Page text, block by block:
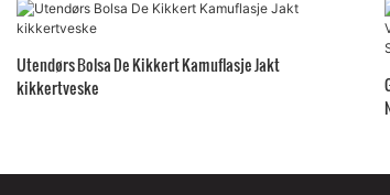
Utendørs Bolsa De Kikkert Kamuflasje Jakt
kikkertveske